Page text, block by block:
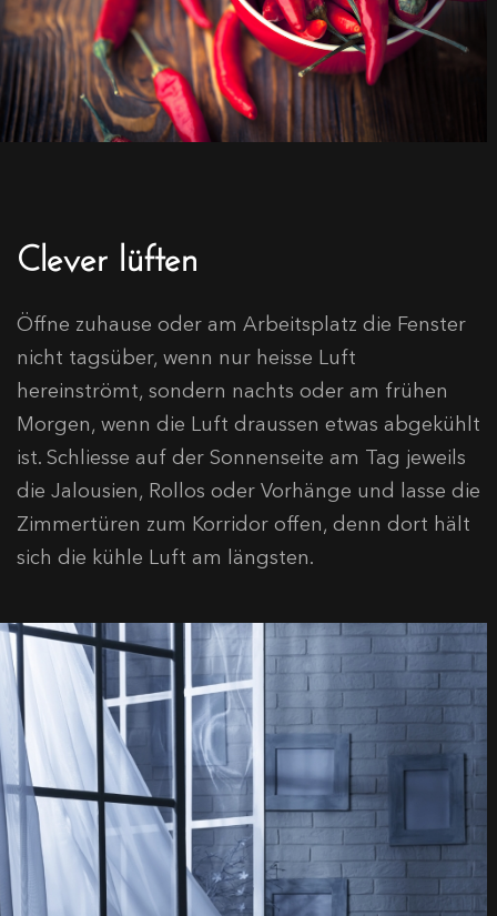
Clever lüften
Öffne zuhause oder am Arbeitsplatz die Fenster
nicht tagsüber, wenn nur heisse Luft
hereinströmt, sondern nachts oder am frühen
Morgen, wenn die Luft draussen etwas abgekühlt
ist. Schliesse auf der Sonnenseite am Tag jeweils
die Jalousien, Rollos oder Vorhänge und lasse die
Zimmertüren zum Korridor offen, denn dort hält
sich die kühle Luft am längsten.